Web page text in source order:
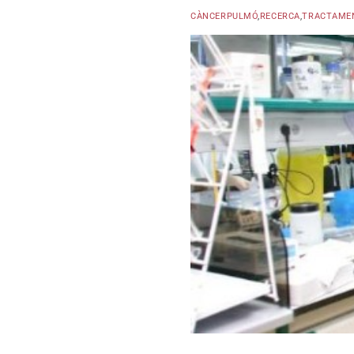
CÀNCERPULMÓ,RECERCA,